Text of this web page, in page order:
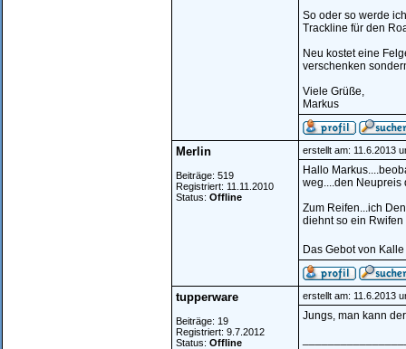
So oder so werde
Trackline für den
Neu kostet eine
verschenken
Viele Grüße,
Markus
Merlin
Beiträge: 519
Registriert: 11.11.2010
Status: Offline
erstellt am: 11.6.2013
Hallo
weg....den Neupreis
Zum Reifen...ich
diehnt so ein Rwifen
Das Gebot von
tupperware
Beiträge: 19
Registriert: 9.7.2012
Status: Offline
erstellt am: 11.6.2013
Jungs, man kann